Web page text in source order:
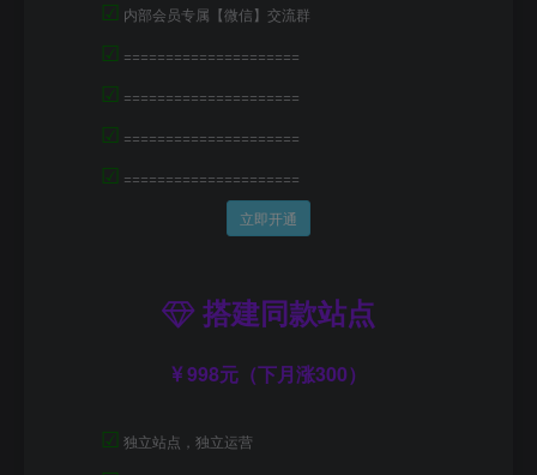
☑ 内部会员专属【微信】交流群
☑ =====================
☑ =====================
☑ =====================
☑ =====================
立即开通
搭建同款站点
998元（下月涨300）
☑ 独立站点，独立运营